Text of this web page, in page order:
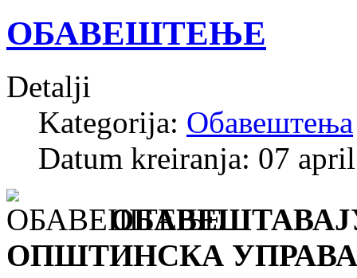
ОБАВЕШТЕЊЕ
Detalji
Kategorija: Обавештења
Datum kreiranja: 07
ОПШТИНСКА